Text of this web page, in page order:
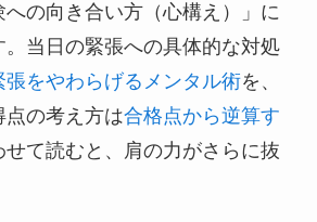
への向き合い方（心構え）」に
当日の緊張への具体的な対処
張をやわらげるメンタル術を、
の考え方は合格点から逆算す
せて読むと、肩の力がさらに抜